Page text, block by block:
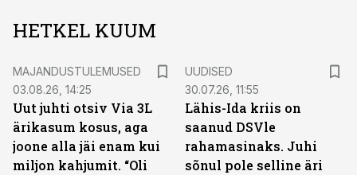
HETKEL KUUM
MAJANDUSTULEMUSED
03.08.26, 14:25
Uut juhti otsiv Via 3L
ärikasum kosus, aga
joone alla jäi enam kui
miljon kahjumit. “Oli
UUDISED
30.07.26, 11:55
Lähis-Ida kriis on
saanud DSVle
rahamasinaks. Juhi
sõnul pole selline äri